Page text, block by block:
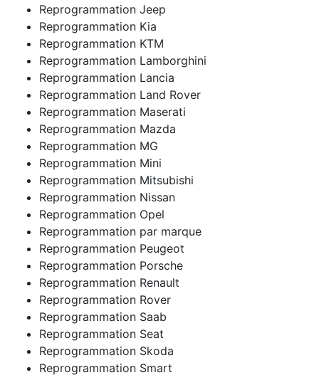
Reprogrammation Jeep
Reprogrammation Kia
Reprogrammation KTM
Reprogrammation Lamborghini
Reprogrammation Lancia
Reprogrammation Land Rover
Reprogrammation Maserati
Reprogrammation Mazda
Reprogrammation MG
Reprogrammation Mini
Reprogrammation Mitsubishi
Reprogrammation Nissan
Reprogrammation Opel
Reprogrammation par marque
Reprogrammation Peugeot
Reprogrammation Porsche
Reprogrammation Renault
Reprogrammation Rover
Reprogrammation Saab
Reprogrammation Seat
Reprogrammation Skoda
Reprogrammation Smart